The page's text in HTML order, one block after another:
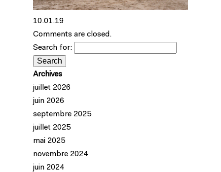
10.01.19
Comments are closed.
Search for:
Archives
juillet 2026
juin 2026
septembre 2025
juillet 2025
mai 2025
novembre 2024
juin 2024